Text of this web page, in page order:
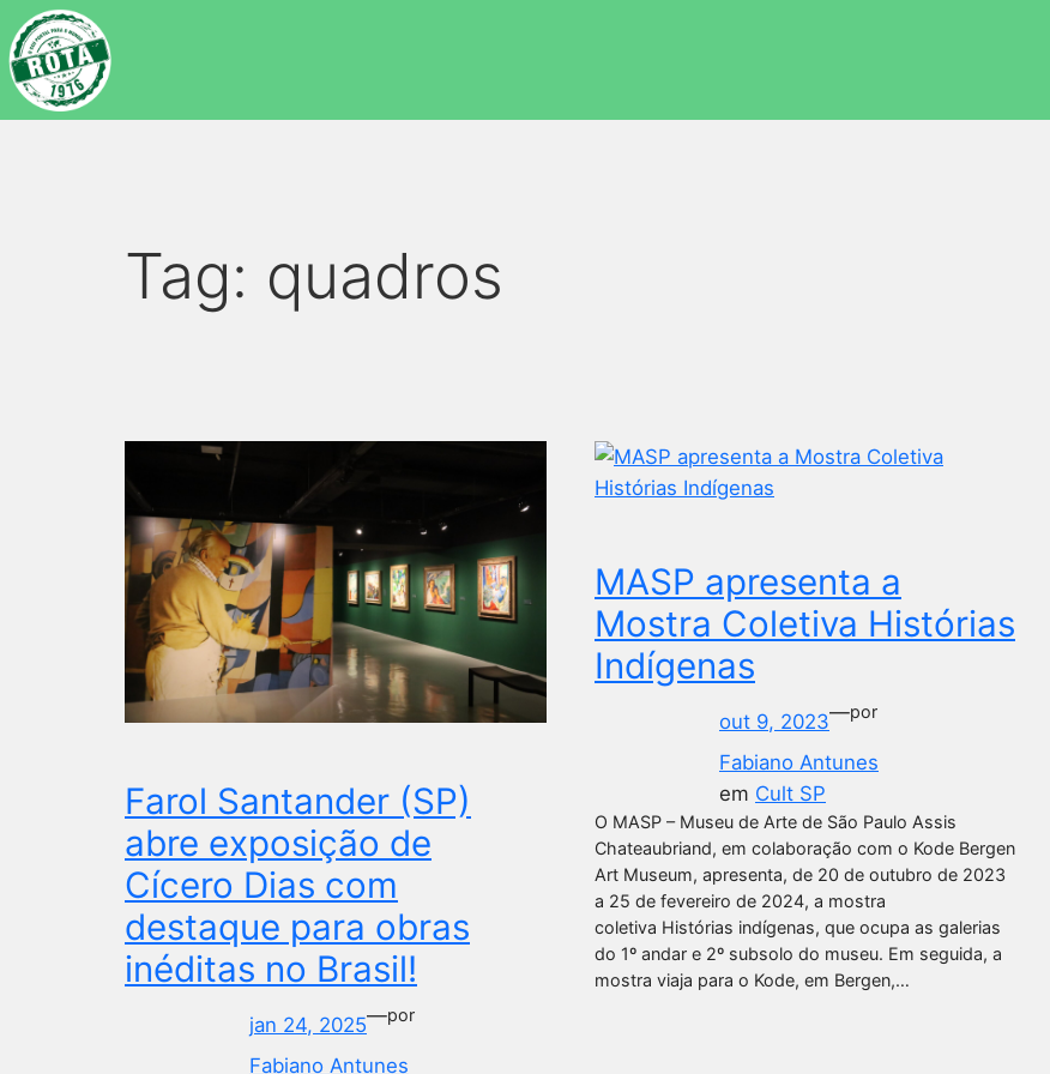
Tag: quadros
Farol Santander (SP)
abre exposição de
Cícero Dias com
destaque para obras
inéditas no Brasil!
jan 24, 2025—por
Fabiano Antunes
MASP apresenta a
Mostra Coletiva Histórias
Indígenas
out 9, 2023—por
Fabiano Antunes
em Cult SP
O MASP – Museu de Arte de São Paulo Assis
Chateaubriand, em colaboração com o Kode Bergen
Art Museum, apresenta, de 20 de outubro de 2023
a 25 de fevereiro de 2024, a mostra
coletiva Histórias indígenas, que ocupa as galerias
do 1º andar e 2º subsolo do museu. Em seguida, a
mostra viaja para o Kode, em Bergen,…